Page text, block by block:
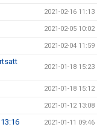
2021-02-16 11:13
2021-02-05 10:02
2021-02-04 11:59
2021-01-18 15:23
2021-01-18 15:12
2021-01-12 13:08
2021-01-11 09:46